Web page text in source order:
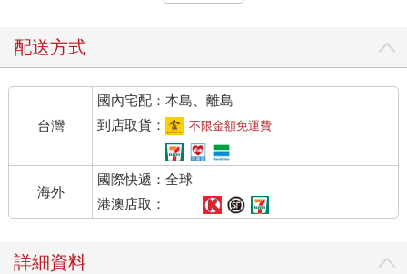
配送方式
台灣
國內宅配：本島、離島
到店取貨：
不限金額免運費
海外
國際快遞：全球
港澳店取：
詳細資料